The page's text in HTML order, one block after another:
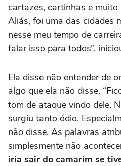
cartazes, cartinhas e muito
Aliás, foi uma das cidades
nesse meu tempo de
falar isso para todos”,
Ela disse não entender de
algo que ela não disse.
tom de ataque vindo dele.
surgiu tanto ódio.
não disse. As palavras
simplesmente não
iria sair do camarim se